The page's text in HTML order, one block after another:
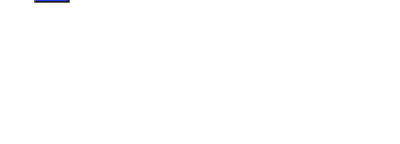
FERMER